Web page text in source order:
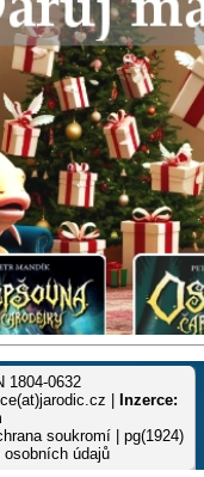
1804-0632
|
Inzerce:
soukromí | pg(1924)
údajů